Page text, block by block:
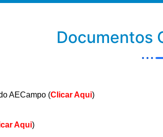
Documentos
AECampo (Clicar Aqui)
Aqui)